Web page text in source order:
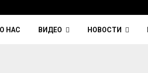
О НАС ВИДЕО НОВОСТИ